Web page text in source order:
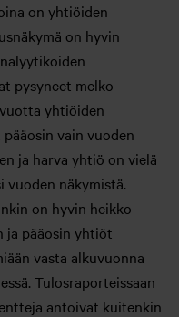
on yhtiöiden
on hyvin
pysyneet melko
yhtiöiden
vain vuoden
ja harva yhtiö on vielä
vuoden näkymistä.
on hyvin heikko
ja pääosin yhtiöt
vasta alkuvuonna
Tulosraporteissaan
antoivat kuitenkin